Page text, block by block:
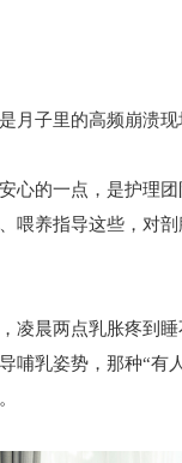
月子里的高频崩溃现
心的一点，是护理
喂养指导这些，对
凌晨两点乳胀疼到
哺乳姿势，那种“有